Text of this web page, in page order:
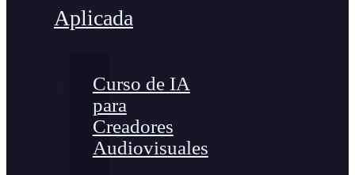
Aplicada
Curso de IA
para
Creadores
Audiovisuales